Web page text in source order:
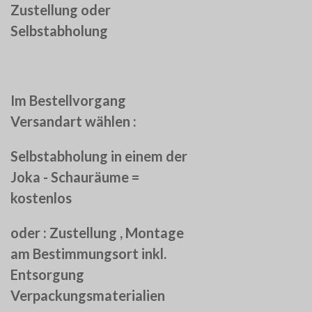
Zustellung oder
Selbstabholung
Im Bestellvorgang
Versandart wählen :
Selbstabholung in einem der
Joka - Schauräume =
kostenlos
oder : Zustellung , Montage
am Bestimmungsort inkl.
Entsorgung
Verpackungsmaterialien